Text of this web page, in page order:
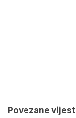
Povezane